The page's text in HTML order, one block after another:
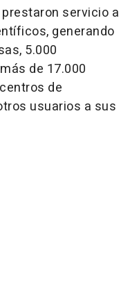
servicio a
generando
5.000
de 17.000
de
usuarios a sus